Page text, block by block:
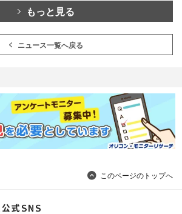
もっと見る
ニュース一覧へ戻る
このページのトップへ